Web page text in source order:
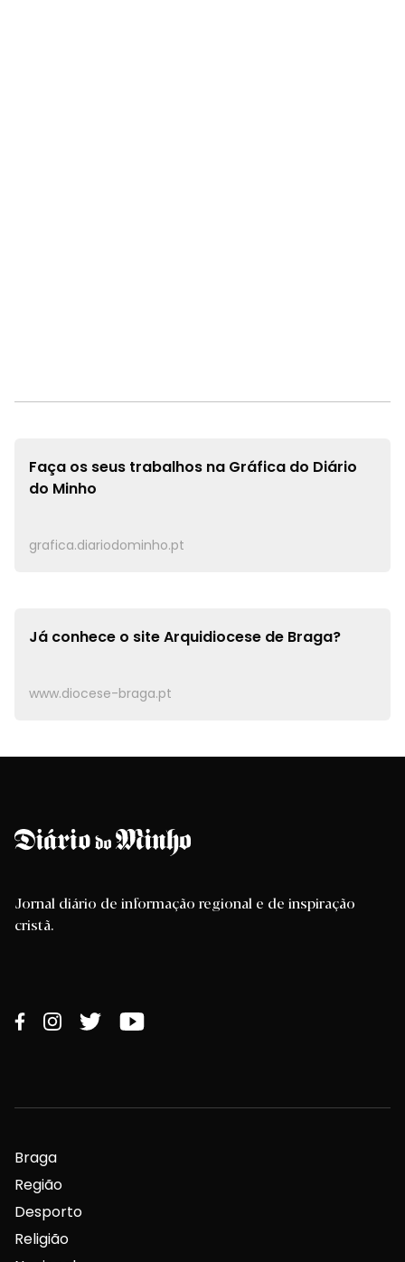
Faça os seus trabalhos na Gráfica do Diário
do Minho
grafica.diariodominho.pt
Já conhece o siteArquidiocese de Braga?
www.diocese-braga.pt
Jornal diário de informação regional e de inspiração
cristã.
Braga
Região
Desporto
Religião